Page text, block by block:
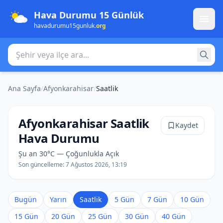
Hava Durumu 15 Günlük
havadurumu15gunluk.org
Şehir veya ilçe ara
Ana Sayfa/Afyonkarahisar/Saatlik
Afyonkarahisar Saatlik
Hava Durumu
Şu an 30°C — Çoğunlukla Açık
Son güncelleme:7 Ağustos 2026, 13:19
Kaydet
Bugün Yarın Saatlik 5 Gün 7 Gün
10 Gün
15 Gün
20 Gün 25 Gün 30 Gün
40 Gün